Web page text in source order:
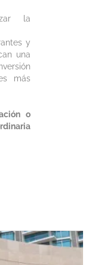
la
y
una
más
o